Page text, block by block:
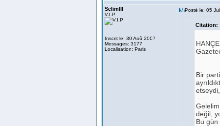
SelimIII
V.I.P
Inscrit le: 30 Aoû 2007
Messages: 3177
Localisation: Paris
Posté le: 05
Citation:
Bir
değil,
Bu gün